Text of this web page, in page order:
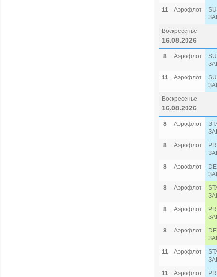
11 Аэрофлот
Воскресенье
16.08.2026
8 Аэрофлот
11
Аэрофлот
Воскресенье
16.08.2026
8 Аэрофлот
8
Аэрофлот
8
Аэрофлот
8
Аэрофлот
8
Аэрофлот
8
Аэрофлот
11
Аэрофлот
11
Аэрофлот